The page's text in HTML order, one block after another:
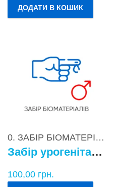
ДОДАТИ В КОШИК
0. ЗАБІР БІОМАТЕРІАЛІВ
Забір урогенітального БМ у чоловіків
100,00 грн.